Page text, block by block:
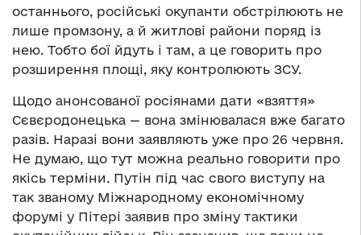
останнього, російські окупанти обстрілюють не
лише промзону, а й житлові райони поряд із
нею. Тобто бої йдуть і там, а це говорить про
розширення площі, яку контролюють ЗСУ.
Щодо анонсованої росіянами дати «взяття»
Сєвєродонецька — вона змінювалася вже багато
разів. Наразі вони заявляють уже про 26 червня.
Не думаю, що тут можна реально говорити про
якісь терміни. Путін під час свого виступу на
так званому Міжнародному економічному
форумі у Пітері заявив про зміну тактики